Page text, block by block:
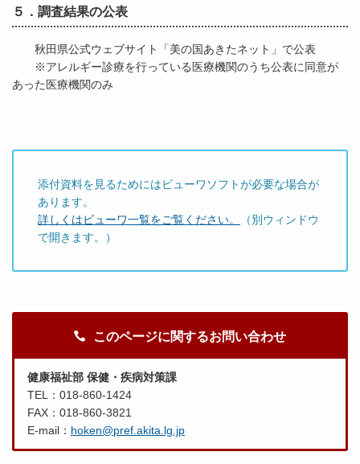
５．調査結果の公表
秋田県公式ウェブサイト「美の国あきたネット」で公表
※アレルギー診療を行っている医療機関のうち公表に同意が
あった医療機関のみ
添付資料を見るためにはビューワソフトが必要な場合が
あります。
詳しくはビューワ一覧をご覧ください。
（別ウィンドウ
で開きます。）
このページに関するお問い合わせ
健康福祉部 保健・疾病対策課
TEL：018-860-1424
FAX：018-860-3821
E-mail： hoken@pref.akita.lg.jp